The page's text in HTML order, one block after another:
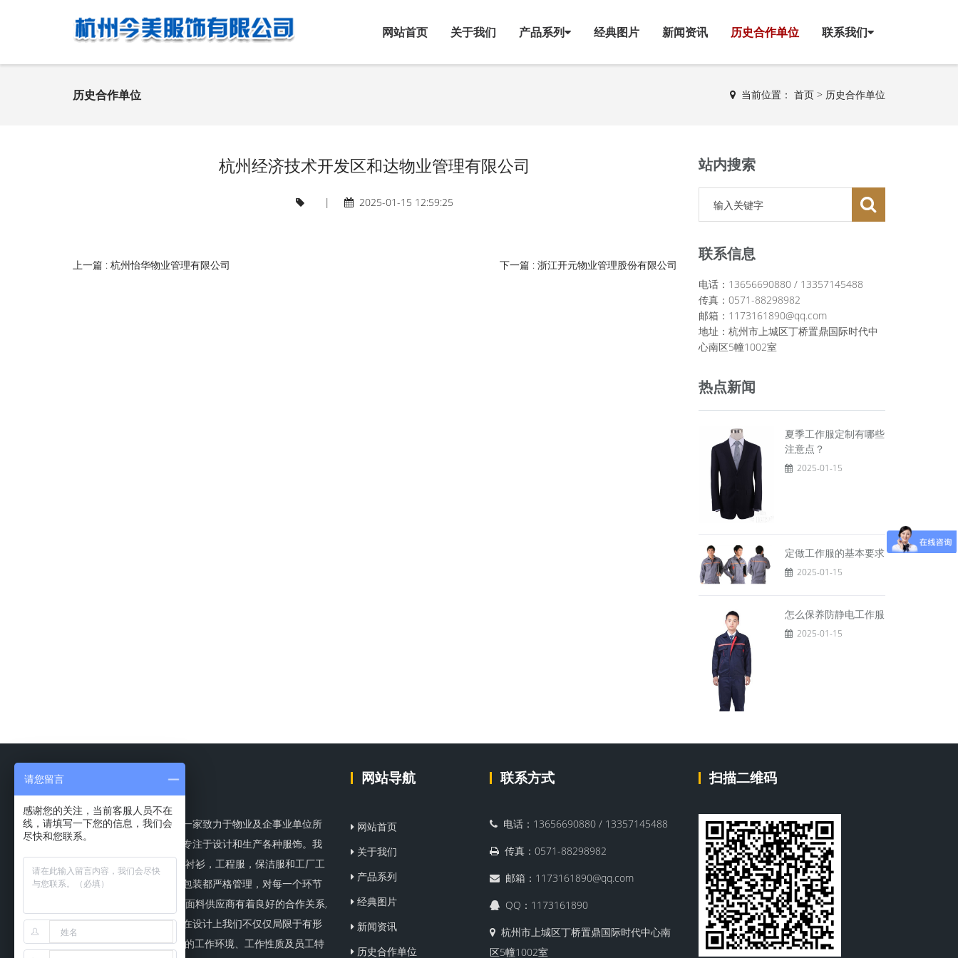
网站首页 关于我们 产品系列 经典图片 新闻资讯 历史合作单位 联系我们
历史合作单位 当前位置： 首页 > 历史合作单位
杭州经济技术开发区和达物业管理有限公司
| 2025-01-15 12:59:25
上一篇 : 杭州怡华物业管理有限公司 下一篇 : 浙江开元物业管理股份有限公司
站内搜索
联系信息
电话：13656690880 / 13357145488
传真：0571-88298982
邮箱：1173161890@qq.com
地址：杭州市上城区丁桥置鼎国际时代中
心南区5幢1002室
热点新闻
夏季工作服定制有哪些
注意点？
2025-01-15
定做工作服的基本要求
2025-01-15
怎么保养防静电工作服
2025-01-15
杭州今美服饰有限公司是一家致力于物业及企事业单位所
需服装的生产企业。公司专注于设计和生产各种服饰。我
们 的产品主要有：西服，衬衫，工程服，保洁服和工厂工
作服等等。公司从生产到包装都严格管理，对每一个环节
都认真把控。 我厂与各大面料供应商有着良好的合作关系,
面料档次全、风格多样；在设计上我们不仅仅局限于有形
的实体,更会根据各个企业的工作环境、工作性质及员工特
网站导航
网站首页
关于我们
产品系列
经典图片
新闻资讯
历史合作单位
联系方式
电话：13656690880 / 13357145488
传真：0571-88298982
邮箱：1173161890@qq.com
QQ：1173161890
杭州市上城区丁桥置鼎国际时代中心南
区5幢1002室
扫描二维码
请您留言
感谢您的关注，当前客服人员不在
线，请填写一下您的信息，我们会
尽快和您联系。